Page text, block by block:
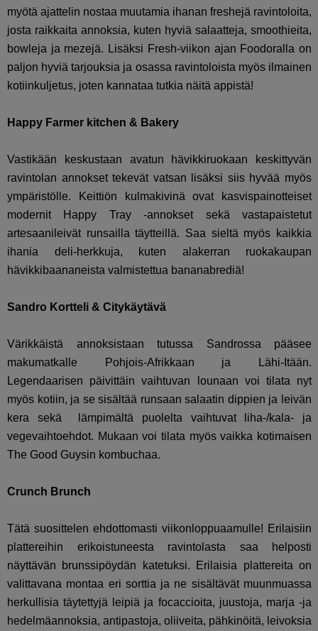
myötä ajattelin nostaa muutamia ihanan freshejä ravintoloita,
josta raikkaita annoksia, kuten hyviä salaatteja, smoothieita,
bowleja ja mezejä. Lisäksi Fresh-viikon ajan Foodoralla on
paljon hyviä tarjouksia ja osassa ravintoloista myös ilmainen
kotiinkuljetus, joten kannataa tutkia näitä appistä!
Happy Farmer kitchen & Bakery
Vastikään keskustaan avatun hävikkiruokaan keskittyvän
ravintolan annokset tekevät vatsan lisäksi siis hyvää myös
ympäristölle.
Keittiön kulmakivinä ovat kasvispainotteiset
modernit Happy Tray -annokset sekä vastapaistetut
artesaanileivät runsailla täytteillä. Saa sieltä myös kaikkia
ihania deli-herkkuja, kuten alakerran ruokakaupan
hävikkibaananeista valmistettua bananabrediä!
Sandro Kortteli & Citykäytävä
Värikkäistä annoksistaan tutussa Sandrossa pääsee
makumatkalle Pohjois-Afrikkaan ja Lähi-Itään.
Legendaarisen päivittäin vaihtuvan lounaan voi tilata nyt
myös kotiin, ja se sisältää runsaan salaatin dippien ja leivän
kera sekä lämpimältä puolelta vaihtuvat liha-/kala- ja
vegevaihtoehdot. Mukaan voi tilata myös vaikka kotimaisen
The Good Guysin kombuchaa.
Crunch Brunch
Tätä suosittelen ehdottomasti viikonloppuaamulle! Erilaisiin
plattereihin erikoistuneesta ravintolasta saa helposti
näyttävän brunssipöydän katetuksi. Erilaisia plattereita on
valittavana montaa eri sorttia ja ne sisältävät muunmuassa
herkullisia täytettyjä leipiä ja focaccioita, juustoja, marja -ja
hedelmäannoksia, antipastoja, oliiveita, pähkinöitä, leivoksia